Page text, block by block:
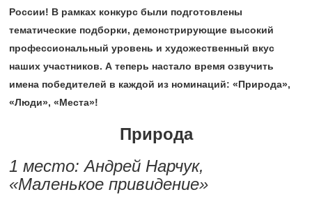
России! В рамках конкурс были подготовлены
тематические подборки, демонстрирующие высокий
профессиональный уровень и художественный вкус
наших участников. А теперь настало время озвучить
имена победителей в каждой из номинаций: «Природа»,
«Люди», «Места»!
Природа
1 место: Андрей Нарчук,
«Маленькое привидение»